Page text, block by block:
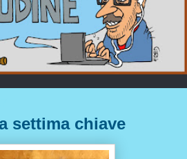
settima chiave